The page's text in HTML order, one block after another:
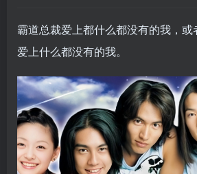
霸道总裁爱上都什么都没有的我，
爱上什么都没有的我。